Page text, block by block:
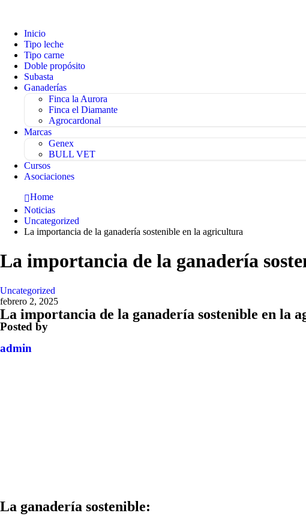
Inicio
Tipo leche
Tipo carne
Doble propósito
Subasta
Ganaderías
Finca la Aurora
Finca el Diamante
Agrocardonal
Marcas
Genex
BULL VET
Cursos
Asociaciones
Home
Noticias
Uncategorized
La importancia de la ganadería sostenible en la agricultura
La importancia de la ganadería
Uncategorized
febrero 2, 2025
La importancia de la ganadería sostenible en la
Posted by
admin
La ganadería sostenible: